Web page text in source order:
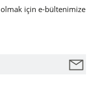
için e-bültenimize